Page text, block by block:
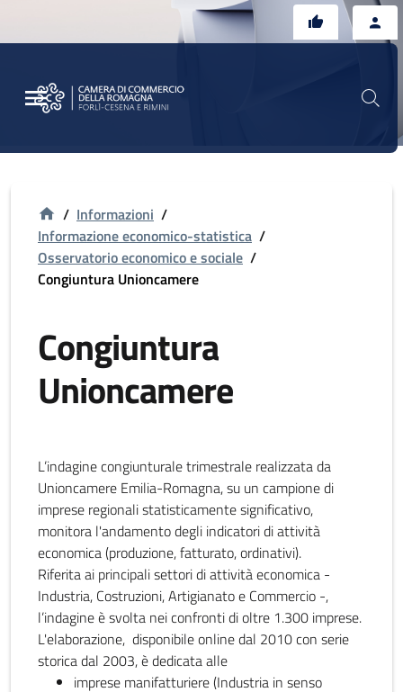
/ Informazioni /
Informazione economico-statistica /
Osservatorio economico e sociale /
Congiuntura Unioncamere
Congiuntura
Unioncamere
L’indagine congiunturale trimestrale realizzata da
Unioncamere Emilia-Romagna, su un campione di
imprese regionali statisticamente significativo,
monitora l'andamento degli indicatori di attività
economica (produzione, fatturato, ordinativi).
Riferita ai principali settori di attività economica -
Industria, Costruzioni, Artigianato e Commercio -,
l’indagine è svolta nei confronti di oltre 1.300 imprese.
L'elaborazione, disponibile online dal 2010 con serie
storica dal 2003, è dedicata alle
imprese manifatturiere (Industria in senso